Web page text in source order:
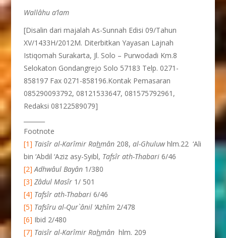
Wallâhu a’lam
[Disalin dari majalah As-Sunnah Edisi 09/Tahun
XV/1433H/2012M. Diterbitkan Yayasan Lajnah
Istiqomah Surakarta, Jl. Solo – Purwodadi Km.8
Selokaton Gondangrejo Solo 57183 Telp. 0271-
858197 Fax 0271-858196.Kontak Pemasaran
085290093792, 08121533647, 081575792961,
Redaksi 08122589079]
Footnote
[1] Taisîr al-Karîmir Rahmân 208,al-Ghuluwhlm.22 ‘Ali
bin ‘Abdil ‘Aziz asy-Syibl, Tafsîr ath-Thabari 6/46
[2] Adhwâul Bayân 1/380
[3] Zâdul Masîr 1/ 501
[4] Tafsîr ath-Thabari 6/46
[5] Tafsîru al-Qur`ânil ‘Azhîm 2/478
[6] Ibid 2/480
[7] Taisîr al-Karîmir Rahmân hlm. 209